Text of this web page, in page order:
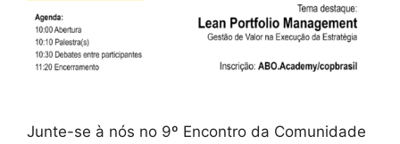
Junte-se à nós no 9º Encontro da Comunidade